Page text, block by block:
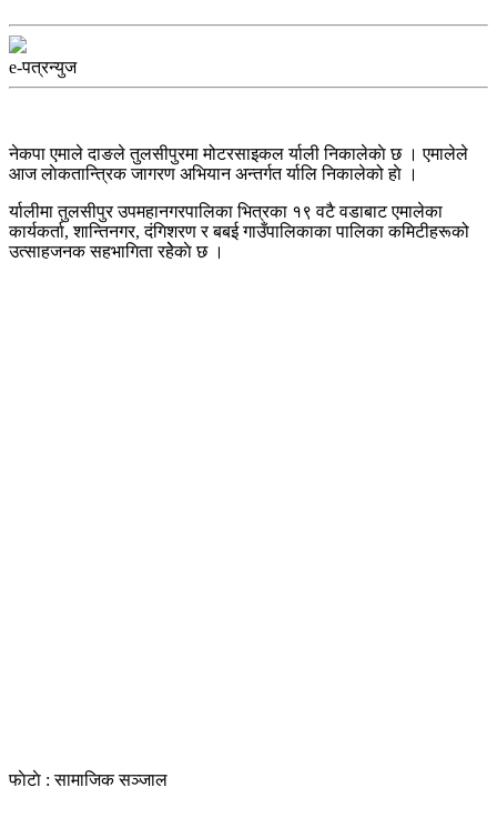
e-पत्रन्युज
नेकपा एमाले दाङले तुलसीपुरमा मोटरसाइकल र्याली निकालेकाे छ । एमालेले
आज लाेकतान्त्रिक जागरण अभियान अन्तर्गत र्यालि निकालेको हाे ।
र्यालीमा तुलसीपुर उपमहानगरपालिका भित्रका १९ वटै वडाबाट एमालेका
कार्यकर्ता, शान्तिनगर, दंगिशरण र बबई गाउँपालिकाका पालिका कमिटीहरूको
उत्साहजनक सहभागिता रहेेकाे छ ।
फाेटाे : सामाजिक सञ्जाल